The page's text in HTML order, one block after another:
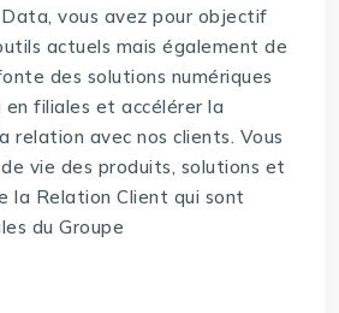
vous avez pour objectif
actuels mais également de
des solutions numériques
en filiales et accélérer la
relation avec nos clients. Vous
vie des produits, solutions et
la Relation Client qui sont
du Groupe